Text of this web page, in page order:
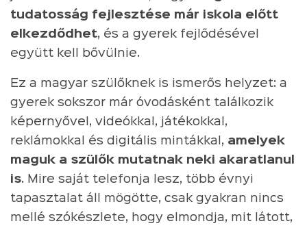
tudatosság fejlesztése már iskola előtt
elkezdődhet, és a gyerek fejlődésével
együtt kell bővülnie.
Ez a magyar szülőknek is ismerős helyzet: a
gyerek sokszor már óvodásként találkozik
képernyővel, videókkal, játékokkal,
reklámokkal és digitális mintákkal, amelyek
maguk a szülők mutatnak neki akaratlanul
is. Mire saját telefonja lesz, több évnyi
tapasztalat áll mögötte, csak gyakran nincs
mellé szókészlete, hogy elmondja, mit látott,